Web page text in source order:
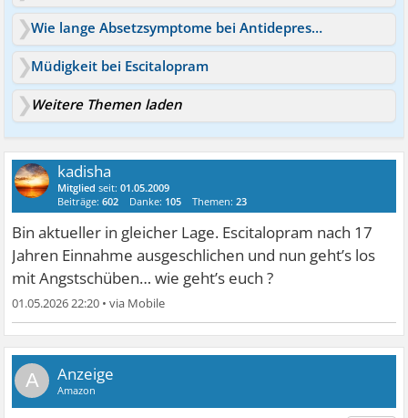
Wie lange Absetzsymptome bei Antidepressiva?
Müdigkeit bei Escitalopram
Weitere Themen laden
kadisha
Mitglied seit:01.05.2009
Beiträge:602 Danke: 105 Themen:23
Bin aktueller in gleicher Lage. Escitalopram nach 17
Jahren Einnahme ausgeschlichen und nun geht’s los
mit Angstschüben… wie geht’s euch ?
01.05.2026 22:20 •
A